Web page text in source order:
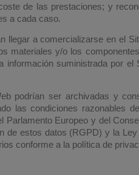
de las prestaciones; y
a cada caso.
llegar a comercializarse en el
materiales y/o los
suministrada por el
podrían ser archivadas y
las condiciones razonables
Europeo y del
de estos datos (RGPD) y la
conforme a la política de